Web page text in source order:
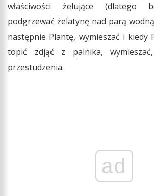
właściwości żelujące (dlatego
podgrzewać żelatynę nad parą
następnie Plantę, wymieszać i kiedy
topić zdjąć z palnika,
przestudzenia.
ad